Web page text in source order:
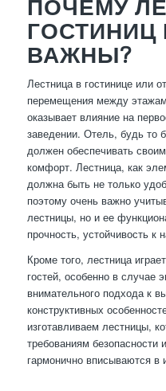
ПОЧЕМУ
ГОСТИНИЦ
ВАЖНЫ?
Лестница в гостинице или
перемещения между
оказывает влияние на
заведении. Отель, будь то
должен обеспечивать
комфорт. Лестница, как
должна быть не только
поэтому очень важно
лестницы, но и ее
прочность, устойчивость к
Кроме того, лестница
гостей, особенно в случае
внимательного подхода к
конструктивных
изготавливаем лестницы,
требованиям безопасности
гармонично вписываются в